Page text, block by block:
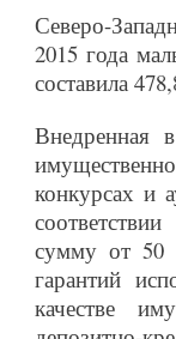
Северо-
2015 года
составила
Внедренная
конкурсах и
сумму от 50
гарантий
качестве